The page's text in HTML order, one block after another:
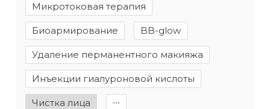
Микротоковая терапия
Биоармирование BB-glow
Удаление перманентного макияжа
Инъекции гиалуроновой кислоты
Чистка лица ∙∙∙